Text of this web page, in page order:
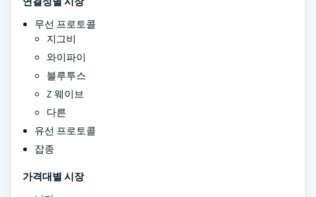
무선 프로토콜
지그비
와이파이
블루투스
Z 웨이브
다른
유선 프로토콜
잡종
가격대별 시장